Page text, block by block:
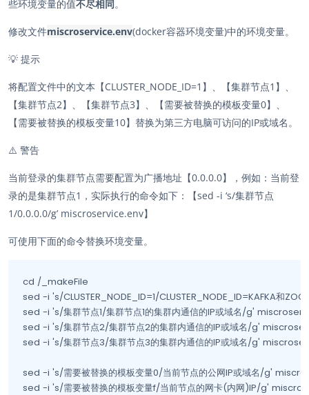
些环境变量的值不尽相同。
修改文件miscroservice.env(docker容器环境变量)中的环境变量。
💡 提示
将配置文件中的文本【CLUSTER_NODE_ID=1】、【集群节点1】、
【集群节点2】、【集群节点3】、【需要被替换的模板变量0】、
【需要被替换的模板变量10】替换为第三方电脑可访问的IP或域名。
⚠️ 警告
当前登录的集群节点需要配置为广播地址【0.0.0.0】，例如：当前登
录的是集群节点1，实际执行的命令如下：【sed -i ‘s/集群节点
1/0.0.0.0/g’ miscroservice.env】
可使用下面的命令替换环境变量。
cd /_makeFile
sed -i 's/CLUSTER_NODE_ID=1/CLUSTER_NODE_ID=KAFKA和
sed -i 's/集群节点1/集群节点1的集群内通信的IP或域名/g'
sed -i 's/集群节点2/集群节点2的集群内通信的IP或域名/g'
sed -i 's/集群节点3/集群节点3的集群内通信的IP或域名/g'
sed -i 's/需要被替换的模板变量0/当前节点的公网IP或域名/g'
sed -i 's/需要被替换的模板变量f/当前节点的网卡(内网)IP/g'